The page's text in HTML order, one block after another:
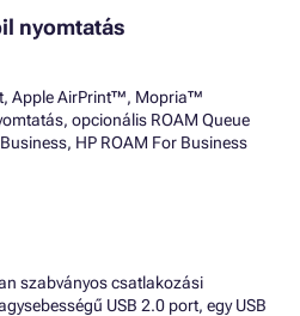
nyomtatás
Apple AirPrint™, Mopria™
opcionális ROAM Queue
HP ROAM For Business
szabványos csatlakozási
USB 2.0 port, egy USB